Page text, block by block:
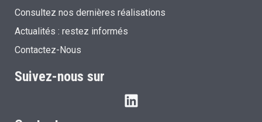
Consultez nos dernières réalisations
Actualités : restez informés
Contactez-Nous
Suivez-nous sur